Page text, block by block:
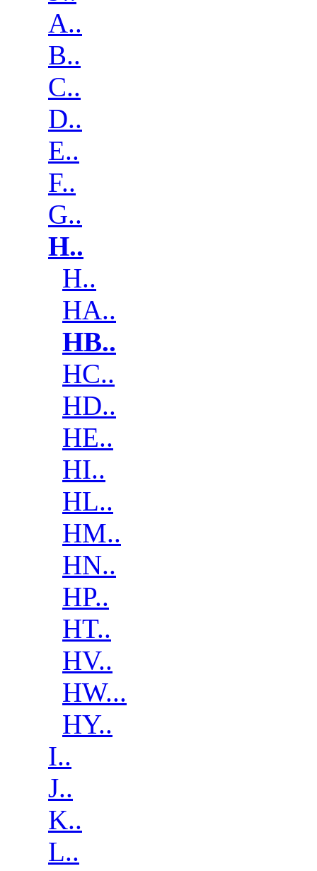
A..
B..
C..
D..
E..
F..
G..
H..
H..
HA..
HB..
HC..
HD..
HE..
HI..
HL..
HM..
HN..
HP..
HT..
HV..
HW...
HY..
I..
J..
K..
L..